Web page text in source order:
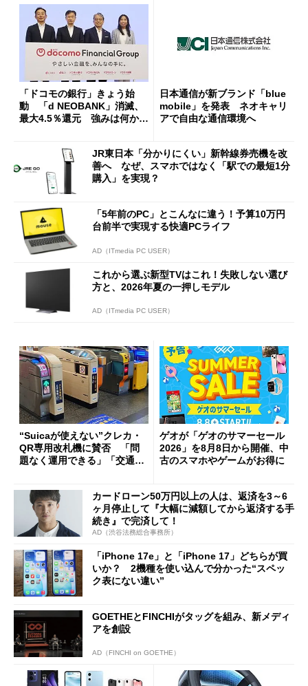
「ドコモの銀行」きょう始
動 「d NEOBANK」消滅、
最大4.5％還元 強みは何か解
日本通信が新ブランド「blue
mobile」を発表 ネオキャリ
アで自由な通信環境へ
JR東日本「分かりにくい」新幹線券売機を改
善へ なぜ、スマホではなく「駅での最短1分
購入」を実現？
「5年前のPC」とこんなに違う！予算10万円
台前半で実現する快適PCライフ
AD（ITmedia PC USER）
これから選ぶ新型TVはこれ！失敗しない選び
方と、2026年夏の一押しモデル
AD（ITmedia PC USER）
“Suicaが使えない”クレカ・
QR専用改札機に賛否 「問
題なく運用できる」「交通系I
ゲオが「ゲオのサマーセール
2026」を8月8日から開催、中
古のスマホやゲームがお得に
カードローン50万円以上の人は、返済を3～6
ヶ月停止して『大幅に減額してから返済する手
続き』で完済して！
AD（渋谷法務総合事務所）
「iPhone 17e」と「iPhone 17」どちらが買
いか？ 2機種を使い込んで分かった“スペッ
ク表にない違い”
GOETHEとFINCHIがタッグを組み、新メディ
アを創設
AD（FINCHI on GOETHE）